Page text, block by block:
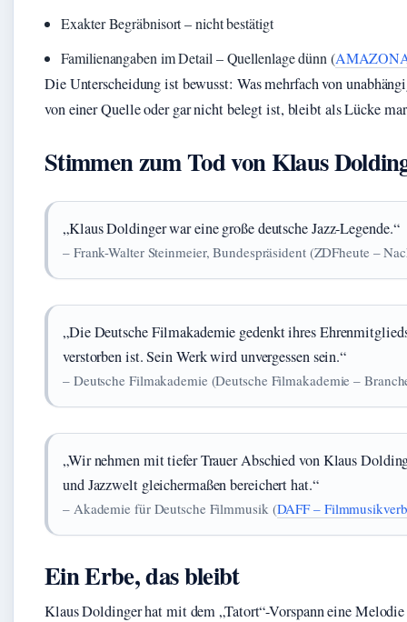
Exakter Begräbnisort – nicht bestätigt
Familienangaben im Detail – Quellenlage dünn (
Die Unterscheidung ist bewusst: Was mehrfach von
von einer Quelle oder gar nicht belegt ist, bleibt als Lücke
Stimmen zum Tod von Klaus
„Klaus Doldinger war eine große deutsche Jazz-Legende.“
– Frank-Walter Steinmeier, Bundespräsident (ZDFheute –
„Die Deutsche Filmakademie gedenkt ihres
verstorben ist. Sein Werk wird unvergessen sein.“
– Deutsche Filmakademie (Deutsche Filmakademie –
„Wir nehmen mit tiefer Trauer Abschied von Klaus
und Jazzwelt gleichermaßen bereichert hat.“
– Akademie für Deutsche Filmmusik (DAFF –
Ein Erbe, das bleibt
Klaus Doldinger hat mit dem „Tatort“-Vorspann eine